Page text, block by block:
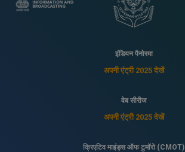
इंडियन पैनोरमा
अपनी एंट्री 2025 देखें
वेब सीरीज
अपनी एंट्री 2025 देखें
क्रिएटिव माइंड्स ऑफ टुमॉरो (CMOT)